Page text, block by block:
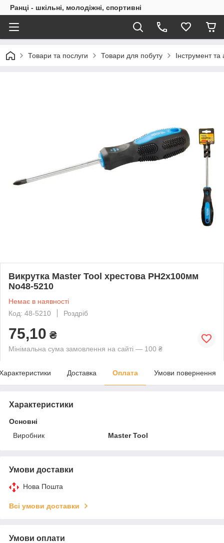
Ранці - шкільні, молодіжні, спортивні
Товари та послуги Товари для побуту Інструмент та
Викрутка Master Tool хрестова PH2х100мм
No48-5210
Немає в наявності
Код: 48-5210
Роздріб
75,10 ₴
Мінімальна сума замовлення на сайті — 100 ₴
Доставка Оплата Умови повернення
Характеристики
Основні
Виробник
Master Tool
Умови доставки
Нова Пошта
Всі умови доставки
Умови оплати